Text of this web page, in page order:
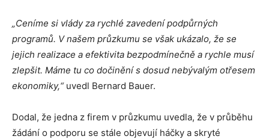
„Ceníme si vlády za rychlé zavedení podpůrných
programů. V našem průzkumu se však ukázalo, že se
jejich realizace a efektivita bezpodmínečně a rychle musí
zlepšit. Máme tu co dočinění s dosud nebývalým otřesem
ekonomiky,“uvedl Bernard Bauer.
Dodal, že jedna z firem v průzkumu uvedla, že v průběhu
žádání o podporu se stále objevují háčky a skryté